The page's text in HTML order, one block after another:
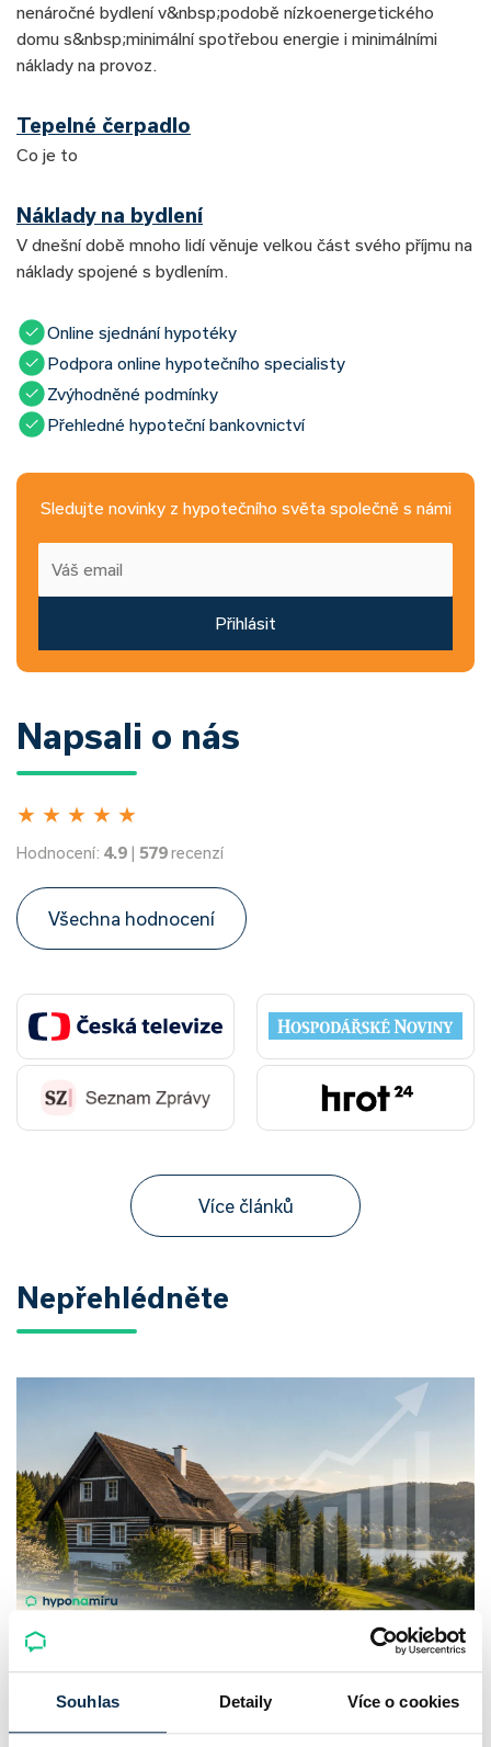
Souhlas Detaily Více o cookies
nenáročné bydlení v&nbsp;podobě nízkoenergetického
domu s&nbsp;minimální spotřebou energie i minimálními
náklady na provoz.
Tepelné čerpadlo
Co je to
Náklady na bydlení
V dnešní době mnoho lidí věnuje velkou část svého příjmu na
náklady spojené s bydlením.
Online sjednání hypotéky
Podpora online hypotečního specialisty
Zvýhodněné podmínky
Přehledné hypoteční bankovnictví
Sledujte novinky z hypotečního světa společně s námi
Přihlásit
Napsali o nás
★ ★ ★ ★ ★
Hodnocení: 4.9 | 579recenzí
Všechna hodnocení
Více článků
Nepřehlédněte
Chaty a chalupy v ČR zdražují, nabídka
Český trh rekreačních nemovitostí letos ukazuje nečekanou